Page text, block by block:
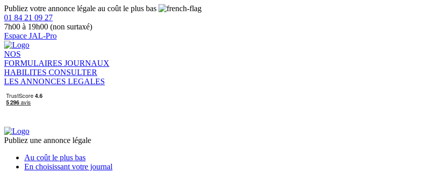
Publiez votre annonce légale au coût le plus bas
01 84 21 09 27
7h00 à 19h00 (non surtaxé)
Espace JAL-Pro
NOS
FORMULAIRES JOURNAUX
HABILITES CONSULTER
LES ANNONCES LEGALES
Publiez une annonce légale
Au coût le plus bas
En choisissant votre journal